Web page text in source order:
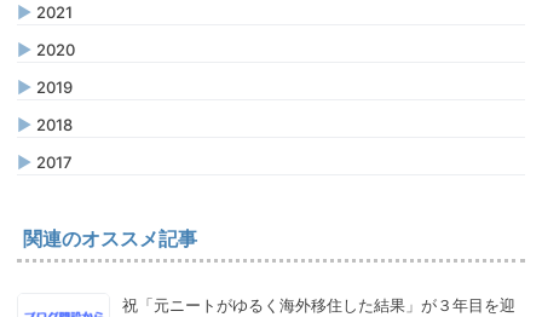
▶ 2021
▶ 2020
▶ 2019
▶ 2018
▶ 2017
関連のオススメ記事
祝「元ニートがゆるく海外移住した結果」が３年目を迎